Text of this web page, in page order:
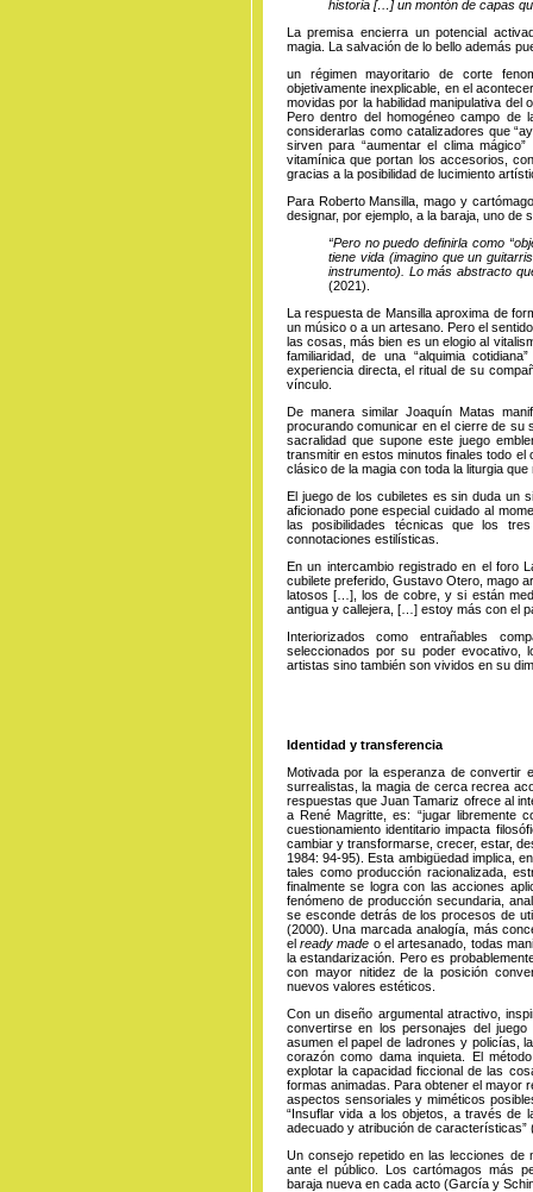
historia […] un montón de capas
La premisa encierra un potencial
magia. La salvación de lo bello además
un régimen mayoritario de corte
objetivamente inexplicable, en el
movidas por la habilidad manipulativa del
Pero dentro del homogéneo campo de
considerarlas como catalizadores que
sirven para “aumentar el clima
vitamínica que portan los accesorios,
gracias a la posibilidad de lucimiento
Para Roberto Mansilla, mago y
designar, por ejemplo, a la baraja, uno de
“Pero no puedo definirla como
tiene vida (imagino que un
instrumento). Lo más abstracto
(2021).
La respuesta de Mansilla aproxima de
un músico o a un artesano. Pero el
las cosas, más bien es un elogio al
familiaridad, de una “alquimia
experiencia directa, el ritual de su
vínculo.
De manera similar Joaquín Matas
procurandocomunicar en el cierre de su
sacralidad que supone este juego
transmitir en estos minutos finales todo
clásico de la magia con toda la liturgia que
El juego de los cubiletes es sin duda un
aficionado pone especial cuidado al
las posibilidades técnicas que los
connotaciones estilísticas.
En un intercambio registrado en el foro
cubilete preferido, Gustavo Otero, mago
latosos […], los de cobre, y si están
antigua y callejera, […] estoy más con el
Interiorizados como entrañables
seleccionados por su poder evocativo,
artistas sino también son vividos en su
Identidad y transferencia
Motivada por la esperanza de convertir
surrealistas, la magia de cerca recrea
respuestas que Juan Tamariz ofrece al
a René Magritte, es: “jugar libremente
cuestionamiento identitario impacta
cambiar y transformarse, crecer, estar,
1984: 94-95). Esta ambigüedad implica,
tales como producción racionalizada,
finalmente se logra con las acciones
fenómeno de producción secundaria,
se esconde detrás de los procesos de
(2000). Una marcada analogía, más
elready made o el artesanado, todas
la estandarización. Pero es
con mayor nitidez de la posición
nuevos valores estéticos.
Con un diseño argumental atractivo,
convertirse en los personajes del
asumen el papel de ladrones y policías,
corazón como dama inquieta. El
explotar la capacidad ficcional de las
formas animadas. Para obtener el mayor
aspectos sensoriales y miméticos
“Insuflar vida a los objetos, a través de
adecuado y atribución de características”
Un consejo repetido en las lecciones de
ante el público. Los cartómagos más
baraja nueva en cada acto (García y